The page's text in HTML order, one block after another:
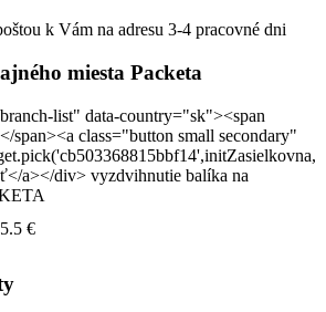
k Vám na adresu 3-4 pracovné dni
miesta Packeta
list" data-country="sk"><span
span><a class="button small secondary"
a></div> vyzdvihnutie balíka na
5.5 €